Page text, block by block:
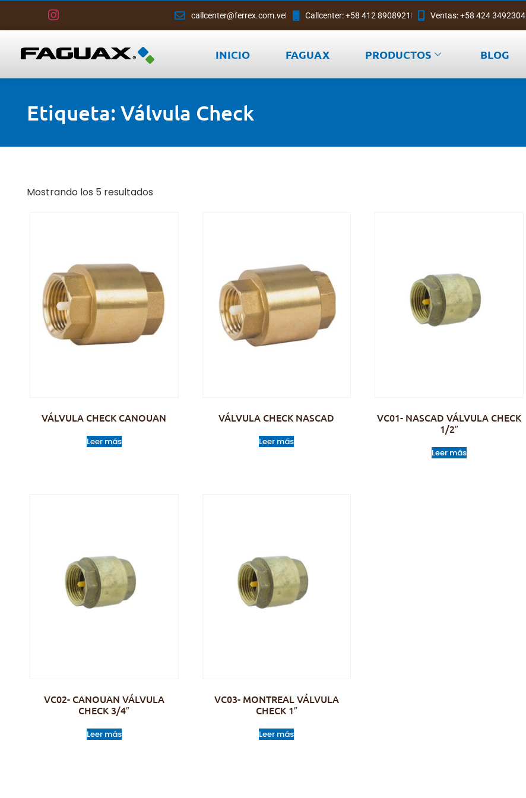
callcenter@ferrex.com.ve Callcenter: +58 412 8908921 Ventas: +58 424 3492304
INICIO FAGUAX PRODUCTOS BLOG
Etiqueta: Válvula Check
Mostrando los 5 resultados
VÁLVULA CHECK CANOUAN
Leer más
VÁLVULA CHECK NASCAD
Leer más
VC01- NASCAD VÁLVULA CHECK
1/2″
Leer más
VC02- CANOUAN VÁLVULA
CHECK 3/4″
Leer más
VC03- MONTREAL VÁLVULA
CHECK 1″
Leer más